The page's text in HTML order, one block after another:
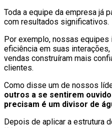
Toda a equipe da empresa já
com resultados significativos.
Por exemplo, nossas equipes
eficiência em suas
vendas construíram mais
clientes.
Como disse um de nossos
outros a se sentirem
precisam é um divisor de
Depois de aplicar a estrutura